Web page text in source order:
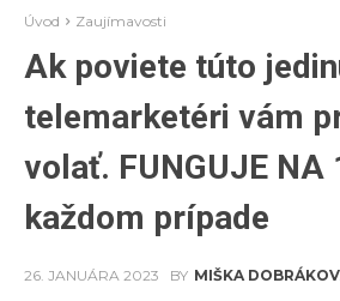
Úvod Zaujímavosti
Ak poviete túto
telemarketéri vám
volať. FUNGUJE NA
každom prípade
26. JANUÁRA 2023 BY MIŠKA